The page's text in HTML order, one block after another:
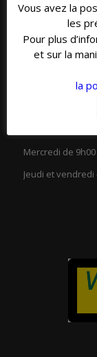
Fax.
04 79 20 39 30
HORAIRES
Mercredi de
Jeudi et vendredi
Vous avez la
les
Pour plus
et sur la
la